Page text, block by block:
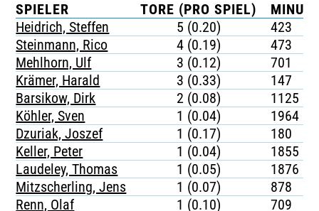
SPIELER TORE (PRO SPIEL)
Heidrich, Steffen
5 (0.20)
423
Steinmann, Rico
4 (0.19)
473
Mehlhorn, Ulf
3 (0.12)
701
Krämer, Harald
3 (0.33)
147
Barsikow, Dirk
2 (0.08)
1125
Köhler, Sven
1 (0.04)
1964
Dzuriak, Joszef
1 (0.17)
180
Keller, Peter
1 (0.04)
1855
Laudeley, Thomas
1 (0.05)
1876
Mitzscherling, Jens
1 (0.07)
878
Renn, Olaf
1 (0.10)
709